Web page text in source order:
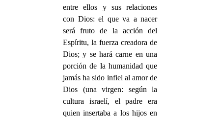
entre ellos y sus relaciones
con Dios: el que va a nacer
será fruto de la acción del
Espíritu, la fuerza creadora de
Dios; y se hará carne en una
porción de la humanidad que
jamás ha sido infiel al amor de
Dios (una virgen: según la
cultura israelí, el padre era
quien insertaba a los hijos en